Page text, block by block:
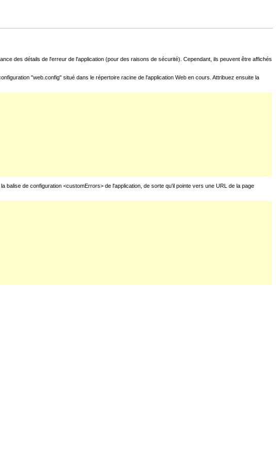
des détails de l'erreur de l'application (pour des raisons de sécurité). Cependant, ils peuvent être affichés
"web.config" situé dans le répertoire racine de l'application Web en cours. Attribuez ensuite la
de configuration <customErrors> de l'application, de sorte qu'il pointe vers une URL de la page